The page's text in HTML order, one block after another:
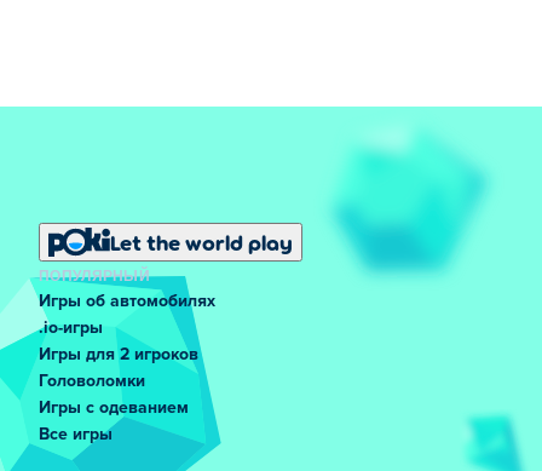
Let the world play
ПОПУЛЯРНЫЙ
Игры об автомобилях
.io-игры
Игры для 2 игроков
Головоломки
Игры с одеванием
Все игры